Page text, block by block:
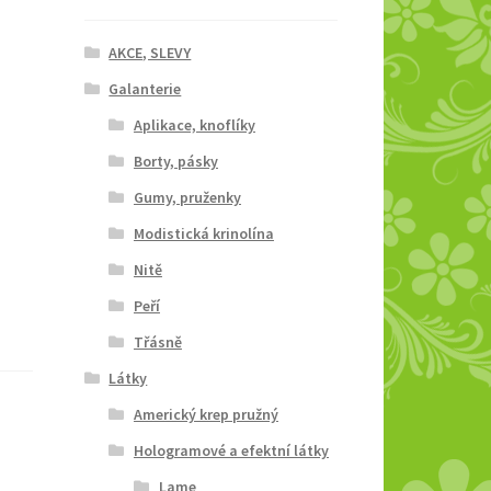
AKCE, SLEVY
Galanterie
Aplikace, knoflíky
Borty, pásky
Gumy, pruženky
Modistická krinolína
Nitě
Peří
Třásně
Látky
Americký krep pružný
Hologramové a efektní látky
Lame